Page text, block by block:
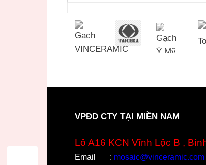
VPĐD CTY TẠI MIỀN NAM
Lô A16 KCN Vĩnh Lộc B ,
Email : mosaic@vinceramic.com